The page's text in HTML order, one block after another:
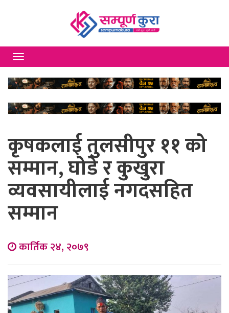
Toggle
navigation
कृषकलाई तुलसीपुर ११ को
सम्मान, घोडे र कुखुरा
व्यवसायीलाई नगदसहित
सम्मान
कार्तिक २४, २०७९